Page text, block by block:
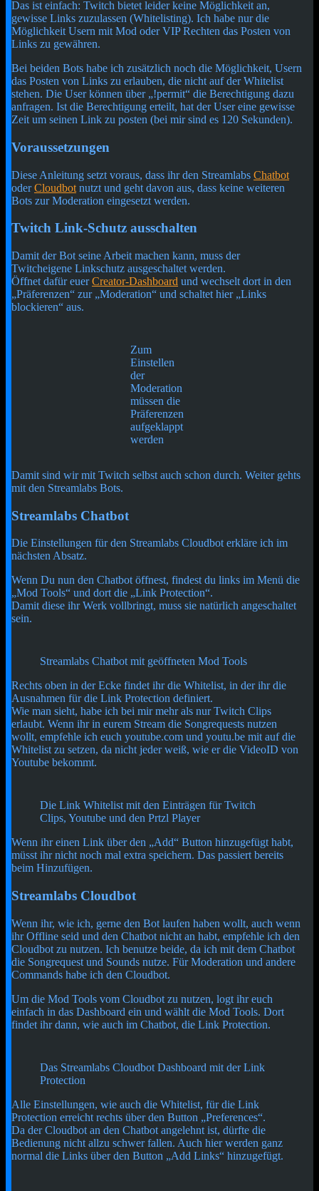
Das ist einfach: Twitch bietet leider keine Möglichkeit an,
gewisse Links zuzulassen (Whitelisting). Ich habe nur die
Möglichkeit Usern mit Mod oder VIP Rechten das Posten von
Links zu gewähren.
Bei beiden Bots habe ich zusätzlich noch die Möglichkeit, Usern
das Posten von Links zu erlauben, die nicht auf der Whitelist
stehen. Die User können über „!permit“ die Berechtigung dazu
anfragen. Ist die Berechtigung erteilt, hat der User eine gewisse
Zeit um seinen Link zu posten (bei mir sind es 120 Sekunden).
Voraussetzungen
Diese Anleitung setzt voraus, dass ihr den Streamlabs Chatbot
oderCloudbot nutzt und geht davon aus, dass keine weiteren
Bots zur Moderation eingesetzt werden.
Twitch Link-Schutz ausschalten
Damit der Bot seine Arbeit machen kann, muss der
Twitcheigene Linkschutz ausgeschaltet werden.
Öffnet dafür euerCreator-Dashboard und wechselt dort in den
„Präferenzen“ zur „Moderation“ und schaltet hier „Links
blockieren“ aus.
Zum
Einstellen
der
Moderation
müssen die
Präferenzen
aufgeklappt
werden
Damit sind wir mit Twitch selbst auch schon durch. Weiter gehts
mit den Streamlabs Bots.
Streamlabs Chatbot
Die Einstellungen für den Streamlabs Cloudbot erkläre ich im
nächsten Absatz.
Wenn Du nun den Chatbot öffnest, findest du links im Menü die
„Mod Tools“ und dort die „Link Protection“.
Damit diese ihr Werk vollbringt, muss sie natürlich angeschaltet
sein.
Streamlabs Chatbot mit geöffneten Mod Tools
Rechts oben in der Ecke findet ihr die Whitelist, in der ihr die
Ausnahmen für die Link Protection definiert.
Wie man sieht, habe ich bei mir mehr als nur Twitch Clips
erlaubt. Wenn ihr in eurem Stream die Songrequests nutzen
wollt, empfehle ich euch youtube.com und youtu.be mit auf die
Whitelist zu setzen, da nicht jeder weiß, wie er die VideoID von
Youtube bekommt.
Die Link Whitelist mit den Einträgen für Twitch
Clips, Youtube und den Prtzl Player
Wenn ihr einen Link über den „Add“ Button hinzugefügt habt,
müsst ihr nicht noch mal extra speichern. Das passiert bereits
beim Hinzufügen.
Streamlabs Cloudbot
Wenn ihr, wie ich, gerne den Bot laufen haben wollt, auch wenn
ihr Offline seid und den Chatbot nicht an habt, empfehle ich den
Cloudbot zu nutzen. Ich benutze beide, da ich mit dem Chatbot
die Songrequest und Sounds nutze. Für Moderation und andere
Commands habe ich den Cloudbot.
Um die Mod Tools vom Cloudbot zu nutzen, logt ihr euch
einfach in das Dashboard ein und wählt die Mod Tools. Dort
findet ihr dann, wie auch im Chatbot, die Link Protection.
Das Streamlabs Cloudbot Dashboard mit der Link
Protection
Alle Einstellungen, wie auch die Whitelist, für die Link
Protection erreicht rechts über den Button „Preferences“.
Da der Cloudbot an den Chatbot angelehnt ist, dürfte die
Bedienung nicht allzu schwer fallen. Auch hier werden ganz
normal die Links über den Button „Add Links“ hinzugefügt.